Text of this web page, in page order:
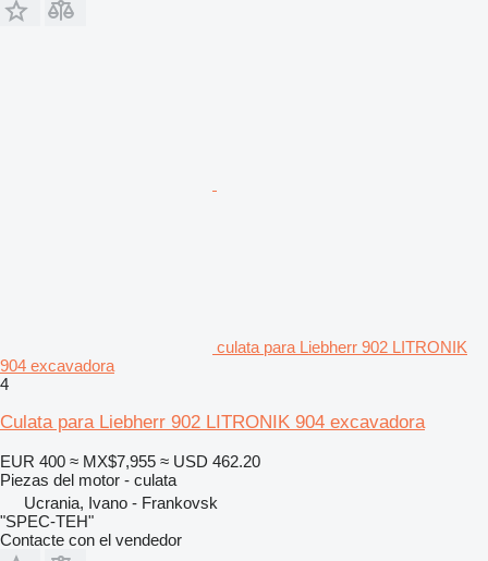
culata para Liebherr 902 LITRONIK
904 excavadora
4
Culata para Liebherr 902 LITRONIK 904 excavadora
EUR 400 ≈ MX$7,955 ≈ USD 462.20
Piezas del motor - culata
Ucrania, Ivano - Frankovsk
"SPEC-TEH"
Contacte con el vendedor